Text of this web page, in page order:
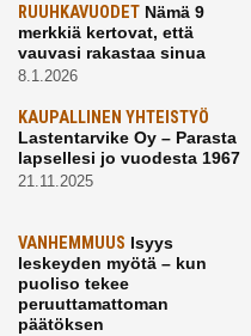
RUUHKAVUODET Nämä 9
merkkiä kertovat, että
vauvasi rakastaa sinua
8.1.2026
KAUPALLINEN YHTEISTYÖ
Lastentarvike Oy – Parasta
lapsellesi jo vuodesta 1967
21.11.2025
VANHEMMUUS Isyys
leskeyden myötä – kun
puoliso tekee
peruuttamattoman
päätöksen